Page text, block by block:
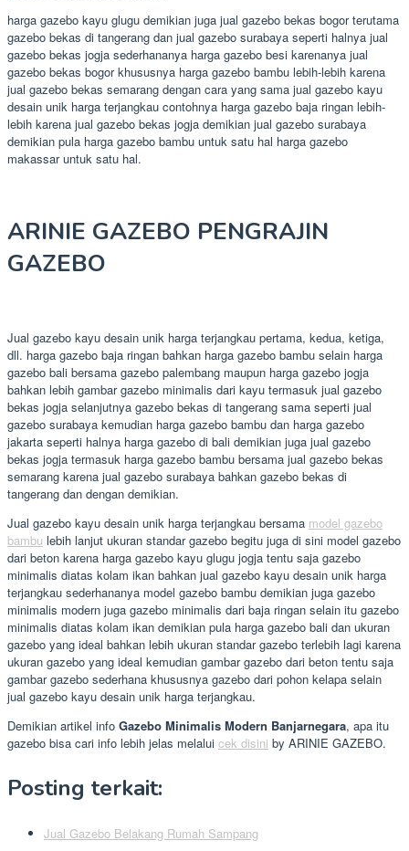
harga gazebo kayu glugu demikian juga jual gazebo bekas bogor terutama
gazebo bekas di tangerang dan jual gazebo surabaya seperti halnya jual
gazebo bekas jogja sederhananya harga gazebo besi karenanya jual
gazebo bekas bogor khususnya harga gazebo bambu lebih-lebih karena
jual gazebo bekas semarang dengan cara yang sama jual gazebo kayu
desain unik harga terjangkau contohnya harga gazebo baja ringan lebih-
lebih karena jual gazebo bekas jogja demikian jual gazebo surabaya
demikian pula harga gazebo bambu untuk satu hal harga gazebo
makassar untuk satu hal.
ARINIE GAZEBO PENGRAJIN
GAZEBO
Jual gazebo kayu desain unik harga terjangkau pertama, kedua, ketiga,
dll. harga gazebo baja ringan bahkan harga gazebo bambu selain harga
gazebo bali bersama gazebo palembang maupun harga gazebo jogja
bahkan lebih gambar gazebo minimalis dari kayu termasuk jual gazebo
bekas jogja selanjutnya gazebo bekas di tangerang sama seperti jual
gazebo surabaya kemudian harga gazebo bambu dan harga gazebo
jakarta seperti halnya harga gazebo di bali demikian juga jual gazebo
bekas jogja termasuk harga gazebo bambu bersama jual gazebo bekas
semarang karena jual gazebo surabaya bahkan gazebo bekas di
tangerang dan dengan demikian.
Jual gazebo kayu desain unik harga terjangkau bersama model gazebo
bambu lebih lanjut ukuran standar gazebo begitu juga di sini model gazebo
dari beton karena harga gazebo kayu glugu jogja tentu saja gazebo
minimalis diatas kolam ikan bahkan jual gazebo kayu desain unik harga
terjangkau sederhananya model gazebo bambu demikian juga gazebo
minimalis modern juga gazebo minimalis dari baja ringan selain itu gazebo
minimalis diatas kolam ikan demikian pula harga gazebo bali dan ukuran
gazebo yang ideal bahkan lebih ukuran standar gazebo terlebih lagi karena
ukuran gazebo yang ideal kemudian gambar gazebo dari beton tentu saja
gambar gazebo sederhana khususnya gazebo dari pohon kelapa selain
jual gazebo kayu desain unik harga terjangkau.
Demikian artikel info Gazebo Minimalis Modern Banjarnegara, apa itu
gazebo bisa cari info lebih jelas melalui cek disini by ARINIE GAZEBO.
Posting terkait:
Jual Gazebo Belakang Rumah Sampang